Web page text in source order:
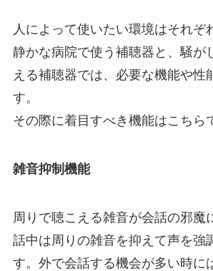
人によって使いたい環境はそれぞ
静かな病院で使う補聴器と、騒が
える補聴器では、必要な機能や性
す。
その際に着目すべき機能はこちら
雑音抑制機能
周りで聴こえる雑音が会話の邪魔
話中は周りの雑音を抑えて声を強
す。外で会話する機会が多い時に